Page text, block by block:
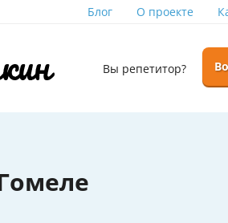
Блог О проекте
Вы репетитор?